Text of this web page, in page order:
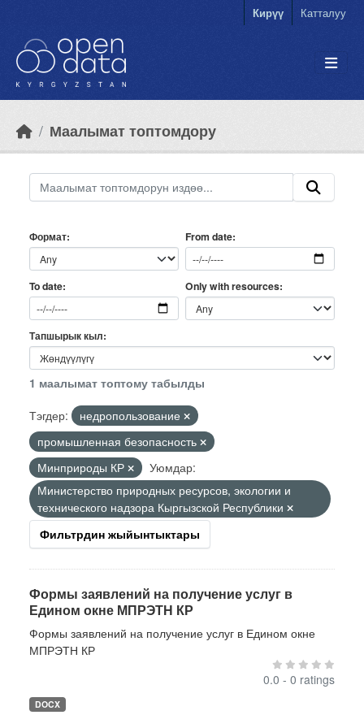
Кирүү Катталуу
Маалымат топтомдору
Формат From date
To date Only with resources
Тапшырык кыл
1 маалымат топтому табылды
Тэгдер:
недропользование
промышленная безопасность
Минприроды КР
Уюмдар:
Министерство природных ресурсов, экологии и
технического надзора Кыргызской Республики
Фильтрдин жыйынтыктары
Формы заявлений на получение услуг в
Едином окне МПРЭТН КР
Формы заявлений на получение услуг в Едином окне
МПРЭТН КР
0.0 - 0 ratings
DOCX